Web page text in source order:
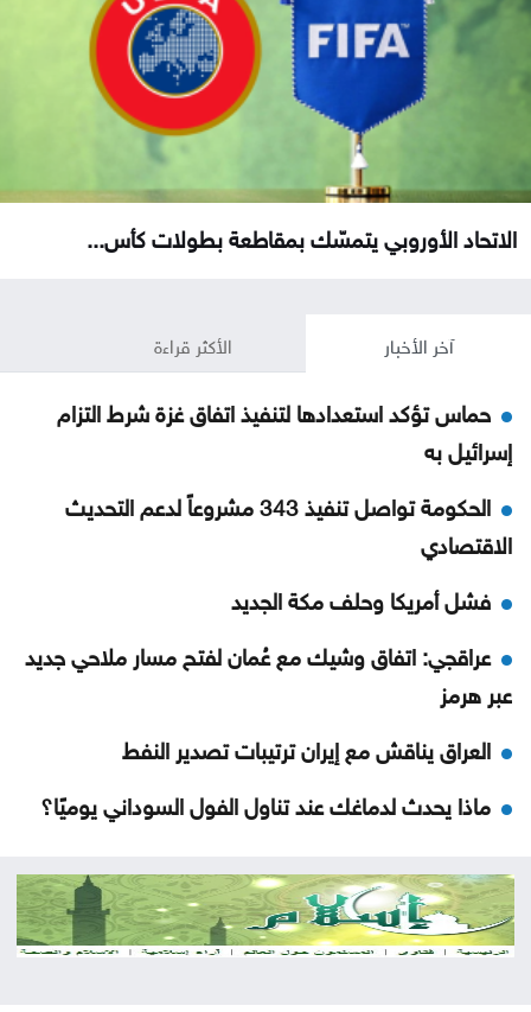
الاتحاد الأوروبي يتمسّك بمقاطعة بطولات كأس...
آخر الأخبار الأكثر قراءة
حماس تؤكد استعدادها لتنفيذ اتفاق غزة شرط التزام
إسرائيل به
الحكومة تواصل تنفيذ 343 مشروعاً لدعم التحديث
الاقتصادي
فشل أمريكا وحلف مكة الجديد
عراقجي: اتفاق وشيك مع عُمان لفتح مسار ملاحي جديد
عبر هرمز
العراق يناقش مع إيران ترتيبات تصدير النفط
ماذا يحدث لدماغك عند تناول الفول السوداني يوميًا؟
جوهر
اتفاقية مكة للدفاع المشترك .. البحث عن أمن المستقبل